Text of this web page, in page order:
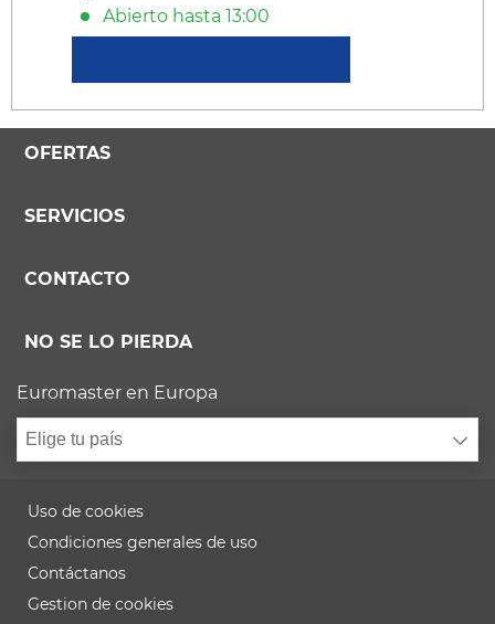
Abierto hasta 13:00
OFERTAS
SERVICIOS
CONTACTO
NO SE LO PIERDA
Euromaster en Europa
Elige tu país
Uso de cookies
Condiciones generales de uso
Contáctanos
Gestion de cookies